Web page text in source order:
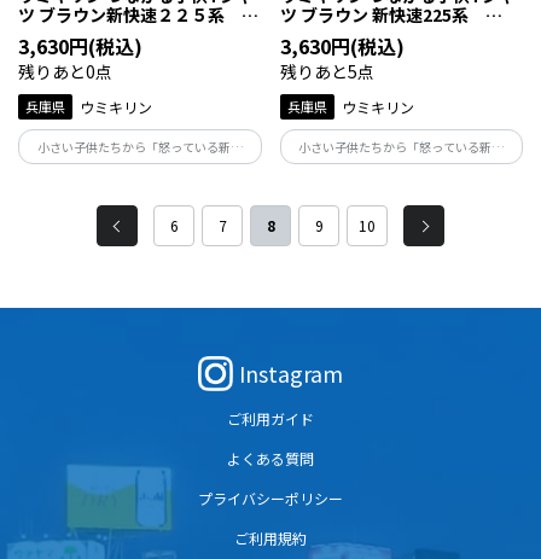
ツ ブラウン新快速２２５系 １
３０ｃｍ
3,630円(税込)
残りあと0点
兵庫県 ウミキリン
小さい子供たちから「怒っている新快
速！」で人気の225系は在来線で一番速い
走る電車ですので、ぜひ親子でTシャツを
着て写真を撮ってくださいね。
ツ ブラウン 新快速225系
120cm
3,630円(税込)
残りあと5点
兵庫県 ウミキリン
小さい子供たちから「怒っている新快
速！」で人気の225系は在来線で一番速い
走る電車ですので、ぜひ親子でTシャツを
着て写真を撮ってくださいね。
6 7 8 9 10
Instagram
ご利用ガイド
よくある質問
プライバシーポリシー
ご利用規約